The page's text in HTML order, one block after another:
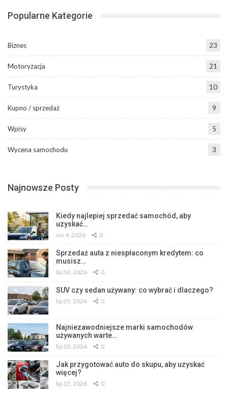
Popularne Kategorie
Biznes 23
Motoryzacja 21
Turystyka 10
Kupno / sprzedaż 9
Wpisy 5
Wycena samochodu 3
Najnowsze Posty
Kiedy najlepiej sprzedać samochód, aby
uzyskać…
sie 4, 2026 0
Sprzedaż auta z niespłaconym kredytem: co
musisz…
lip 30, 2026 0
SUV czy sedan używany: co wybrać i dlaczego?
lip 25, 2026 0
Najniezawodniejsze marki samochodów
używanych warte…
lip 20, 2026 0
Jak przygotować auto do skupu, aby uzyskać
więcej?
lip 15, 2026 0